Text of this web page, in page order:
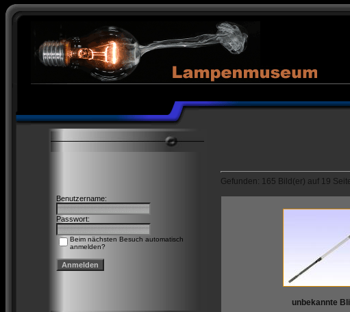
Benutzername:
Passwort:
Beim nächsten Besuch automatisch
anmelden?
Gefunden: 165 Bild(er) auf 19
unbekannte